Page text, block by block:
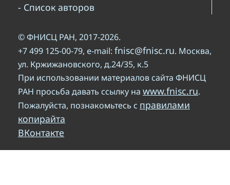
- Список авторов
© ФНИСЦ РАН, 2017-2026.
+7 499 125-00-79, e-mail: fnisc@fnisc.ru. Москва,
ул. Кржижановского, д.24/35, к.5
При использовании материалов сайта ФНИСЦ
РАН просьба давать ссылку на www.fnisc.ru.
Пожалуйста, познакомьтесь с правилами
копирайта
ВКонтакте